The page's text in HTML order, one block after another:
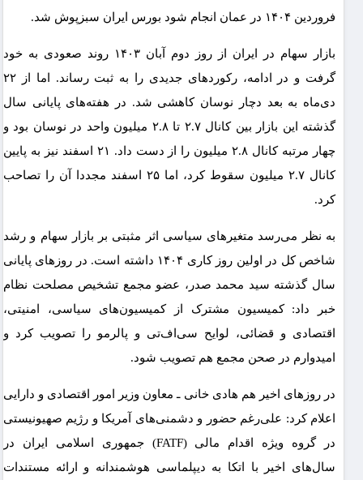
فروردین ۱۴۰۴ در عمان انجام شود بورس ایران سبزپوش شد.
بازار سهام در ایران از روز دوم آبان ۱۴۰۳ روند صعودی به خود
گرفت و در ادامه، رکوردهای جدیدی را به ثبت رساند. اما از ۲۲
دی‌ماه به بعد دچار نوسان کاهشی شد. در هفته‌های پایانی سال
گذشته این بازار بین کانال ۲.۷ تا ۲.۸ میلیون واحد در نوسان بود و
چهار مرتبه کانال ۲.۸ میلیون را از دست داد. ۲۱ اسفند نیز به پایین
کانال ۲.۷ میلیون سقوط کرد، اما ۲۵ اسفند مجددا آن را تصاحب
کرد.
به نظر می‌رسد متغیرهای سیاسی اثر مثبتی بر بازار سهام و رشد
شاخص کل در اولین روز کاری ۱۴۰۴ داشته است. در روزهای پایانی
سال گذشته سید محمد صدر، عضو مجمع تشخیص مصلحت نظام
خبر داد: کمیسیون مشترک از کمیسیون‌های سیاسی، امنیتی،
اقتصادی و قضائی، لوایح سی‌اف‌تی و پالرمو را تصویب کرد و
امیدوارم در صحن مجمع هم تصویب شود.
در روزهای اخیر هم هادی خانی ـ معاون وزیر امور اقتصادی و دارایی
اعلام کرد: علی‌رغم حضور و دشمنی‌های آمریکا و رژیم صهیونیستی
در گروه ویژه اقدام مالی (FATF) جمهوری اسلامی ایران در
سال‌های اخیر با اتکا به دیپلماسی هوشمندانه و ارائه مستندات